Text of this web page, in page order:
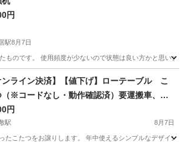
円
駅8月7日
ものです。 使用頻度が少ないので状態は良い方かと思い
鳥居駅 家具 状態
ンライン決済】【値下げ】ローテーブル こ
（※コードなし・動作確認済）要運搬車、梅
駅付近まで引き取りに来られる方
円
駅 8月7日
たこたつをお譲りします。 年中使えるシンプルなデザイ